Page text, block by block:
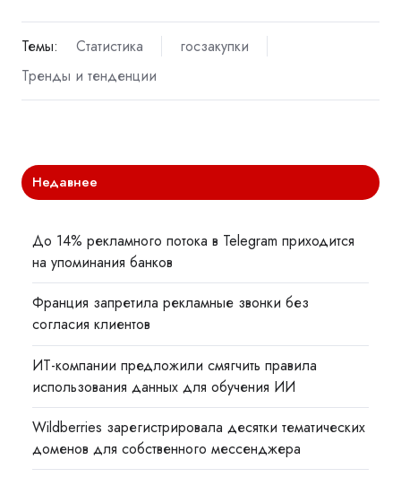
Темы: Статистика
госзакупки
Тренды и тенденции
Недавнее
До 14% рекламного потока в Telegram приходится
на упоминания банков
Франция запретила рекламные звонки без
согласия клиентов
ИТ-компании предложили смягчить правила
использования данных для обучения ИИ
Wildberries зарегистрировала десятки тематических
доменов для собственного мессенджера